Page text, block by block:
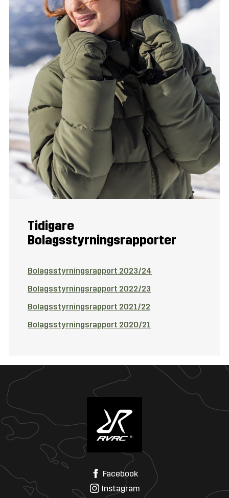
Tidigare
Bolagsstyrningsrapporter
Bolagsstyrningsrapport 2023/24
Bolagsstyrningsrapport 2022/23
Bolagsstyrningsrapport 2021/22
Bolagsstyrningsrapport 2020/21
Facebook
Instagram